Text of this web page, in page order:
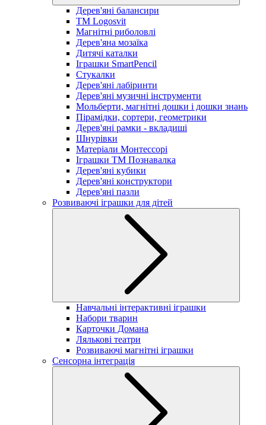
Дерев'яні балансири
TM Logosvit
Магнітні риболовлі
Дерев'яна мозаїка
Дитячі каталки
Іграшки SmartPencil
Стукалки
Дерев'яні лабіринти
Дерев'яні музичні інструменти
Мольберти, магнітні дошки і дошки знань
Пірамідки, сортери, геометрики
Дерев'яні рамки - вкладиші
Шнурівки
Матеріали Монтессорі
Іграшки ТМ Познавалка
Дерев'яні кубики
Дерев'яні конструктори
Дерев'яні пазли
Розвиваючі іграшки для дітей
Навчальні інтерактивні іграшки
Набори тварин
Карточки Домана
Лялькові театри
Розвиваючі магнітні іграшки
Сенсорна інтеграція